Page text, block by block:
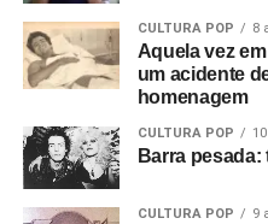
CULTURA POP 8
Aquela vez
um acidente
homenagem
CULTURA POP
Barra
CULTURA POP 9